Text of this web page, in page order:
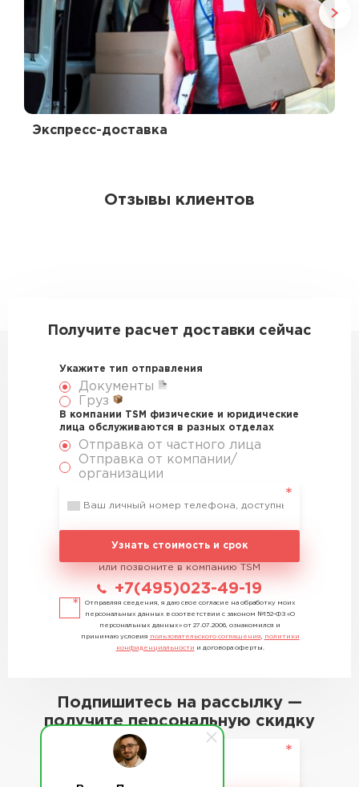
Экспресс-доставка
Отзывы клиентов
Получите расчет доставки сейчас
Укажите тип отправления
Документы
Груз
В компании TSM физические и юридические
лица обслуживаются в разных отделах
Отправка от частного лица
Отправка от компании/
организации
Узнать стоимость и срок
или позвоните в компанию TSM
+7(495)023-49-19
Отправляя сведения, я даю свое согласие на обработку моих
персональных данных в соответствии с законом №152-ФЗ «О
персональных данных» от 27.07.2006, ознакомился и
принимаю условия пользовательского соглашения
политики
конфиденциальности и договора оферты.
Подпишитесь на рассылку —
получите персональную скидку